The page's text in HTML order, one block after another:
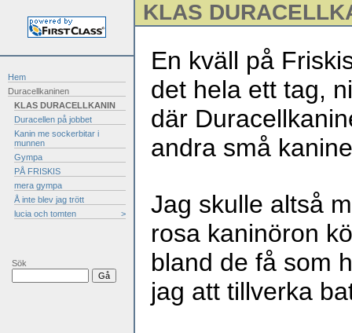
Hem
Duracellkaninen
KLAS DURACELLKANIN
Duracellen på jobbet
Kanin me sockerbitar i
munnen
Gympa
PÅ FRISKIS
mera gympa
Å inte blev jag trött
lucia och tomten
>
Sök
KLAS
En kväll på
det hela ett tag,
där
andra små
Jag skulle altså
rosa kaninöron
bland de få som
jag att tillverka